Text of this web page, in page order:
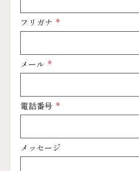
フリガナ
メール
電話番号
メッセージ